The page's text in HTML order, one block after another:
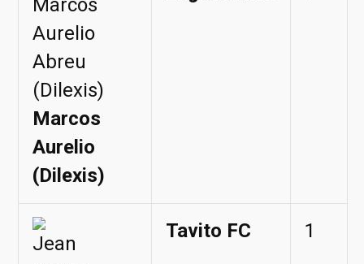
Marcos
Aurelio
(Dilexis)
Tavito FC 1